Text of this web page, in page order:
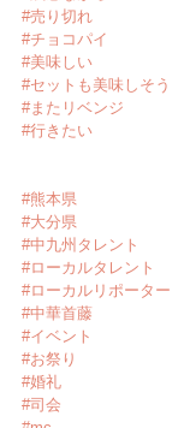
#売り切れ
#チョコパイ
#美味しい
#セットも美味しそう
#またリベンジ
#行きたい
#熊本県
#大分県
#中九州タレント
#ローカルタレント
#ローカルリポーター
#中華首藤
#イベント
#お祭り
#婚礼
#司会